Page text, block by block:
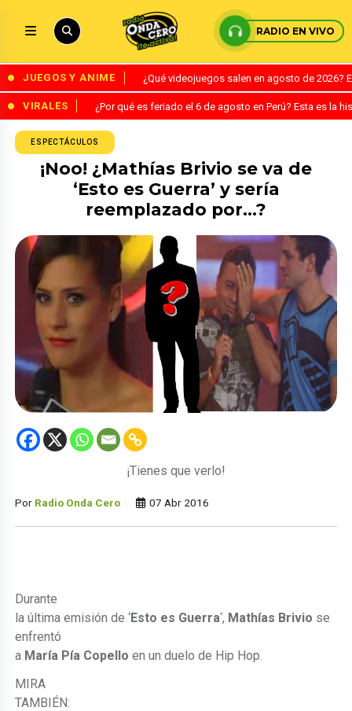
RADIO EN VIVO
JUEGOS Y ANIME ¿Qué videojuegos salen en agosto de
VIRALES ¿Por qué es feriado el 6 de agosto en Perú? Esta es la
ESPECTÁCULOS
¡Noo! ¿Mathías Brivio se va de
‘Esto es Guerra’ y sería
reemplazado por…?
¡Tienes que verlo!
Por Radio Onda Cero 07 Abr 2016
Durante
la última emisión de ‘Esto es Guerra‘, Mathías Brivio se
enfrentó
a María Pía Copello en un duelo de Hip Hop.
MIRA
TAMBIÉN: